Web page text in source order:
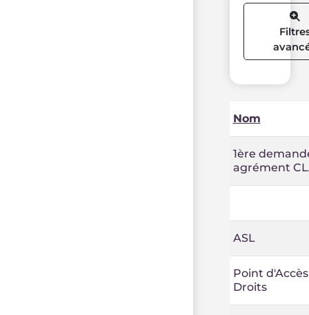
Nom
1ère
agrément
ASL
Point
Droits